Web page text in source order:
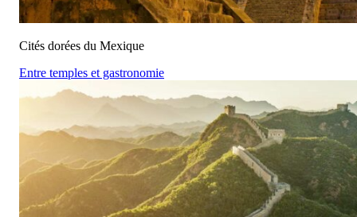
Cités dorées du Mexique
Entre temples et gastronomie